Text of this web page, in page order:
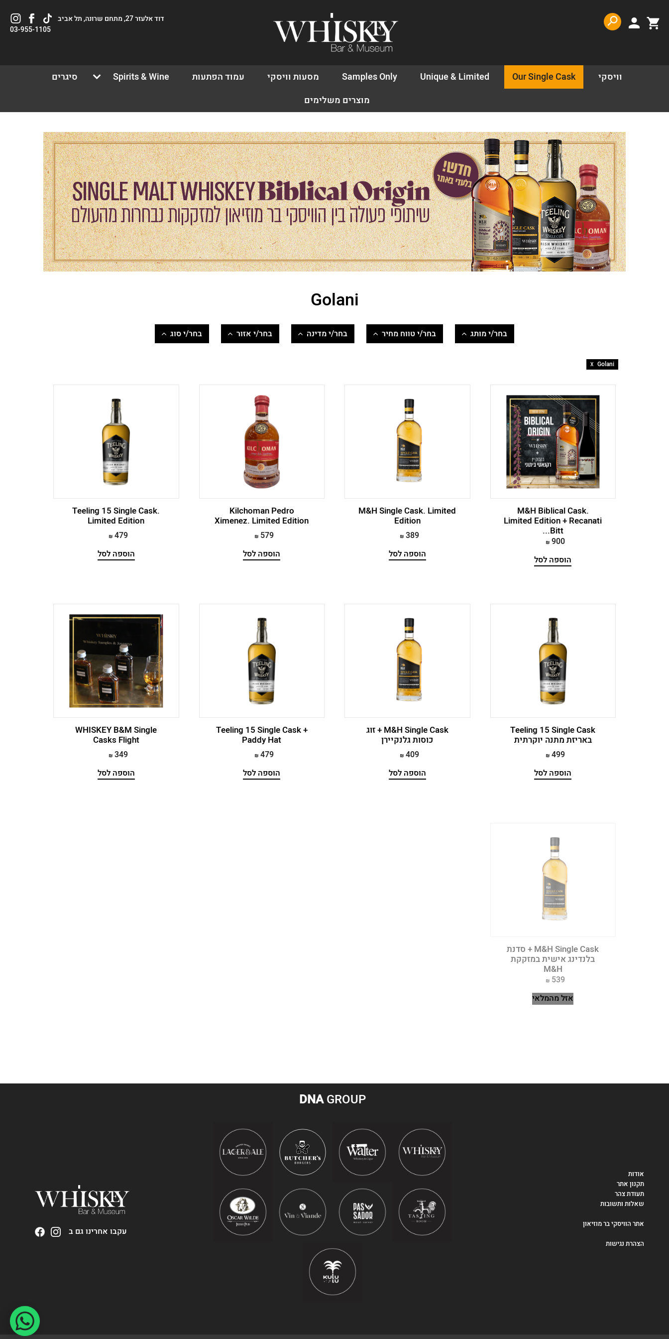
וויסקי
חנות
לעמוד
הפייסבוק
Tiktok
link
דוד אלעזר 27, מתחם שרונה, תל אביב
03-955-1105
וויסקי Our Single Cask
Unique & Limited
Samples Only מסעות וויסקי עמוד הפתעות Spirits & Wine
סיגרים
מוצרים משלימים
אין מוצרים בעגלה כבר רשומים? התחברו
זכור אותי שכחתי סיסמה
משתמש חדש/אורח
דאגנו לכם ליצירת חשבון קלה ומהירה במיוחד. המשיכו למילוי
פרטיכם ותוכלו ליהנות מהיתרונות של משתמש רשום כבר
עכשיו.
להרשמה
Golani
בחר/י מותג
Loch Lomond
בחר/י טווח מחיר
בחר/י מדינה
בחר/י אזור
בחר/י סוג
Golani
X
M&H Biblical Cask.
Limited Edition + Recanati
Bitt...
900
הוספה לסל
M&H Single Cask. Limited
Edition
389
הוספה לסל
Kilchoman Pedro
Ximenez. Limited Edition
579
הוספה לסל
Teeling 15 Single Cask.
Limited Edition
479
הוספה לסל
Teeling 15 Single Cask
באריזת מתנה יוקרתית
499
הוספה לסל
M&H Single Cask + זוג
כוסות גלנקיירן
409
הוספה לסל
Teeling 15 Single Cask +
Paddy Hat
479
הוספה לסל
WHISKEY B&M Single
Casks Flight
349
הוספה לסל
M&H Single Cask + סדנת
בלנדינג אישית במזקקת
M&H
539
אזל מהמלאי
אודות
תקנון אתר
תעודת צהר
שאלות ותשובות
אתר הוויסקי בר מוזיאון
הצהרת נגישות
DNAGROUP
עקבו אחרינו גם ב